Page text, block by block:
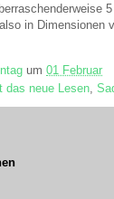
in
um 01 Februar
das neue Lesen,